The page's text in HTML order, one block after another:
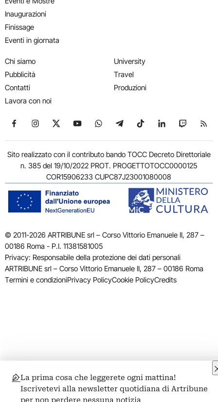
Inaugurazioni
Finissage
Eventi in giornata
Chi siamo
Pubblicità
Contatti
Lavora con noi
University
Travel
Produzioni
Seguici su Facebook
Seguici su Instagram
Seguici su X
Seguici su YouTube
Seguici su WhatsApp
Seguici su Telegram
Seguici su TikTok
Seguici su
Seguici
Sito realizzato con il contributo bando TOCC Decreto Direttoriale
n. 385 del 19/10/2022 PROT. PROGETTOTOCC0000125
COR15906233 CUPC87J23001080008
© 2011-2026 ARTRIBUNE srl – Corso Vittorio Emanuele II, 287 –
00186 Roma - P.I. 11381581005
Privacy: Responsabile della protezione dei dati personali
ARTRIBUNE srl – Corso Vittorio Emanuele II, 287 – 00186 Roma
Termini e condizioniPrivacy PolicyCookie PolicyCredits
La prima cosa che leggerete ogni mattina!
Iscrivetevi alla newsletter quotidiana di Artribune
per non perdere nessuna notizia